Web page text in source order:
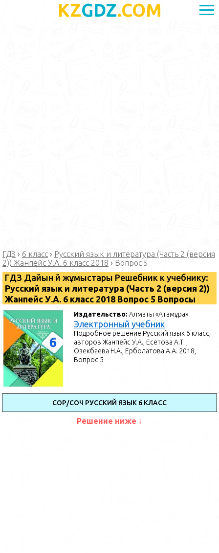
KZGDZ.COM
ГДЗ › 6 класс › Русский язык и литература (Часть 2 (версия
2)) Жанпейс У.А. 6 класс 2018 › Вопрос 5
ГДЗ Дайын үй жұмыстары Решебник к учебнику:
Русский язык и литература (Часть 2 (версия 2))
Жанпейс У.А. 6 класс 2018 Вопрос 5 Вопросы
Издательство:Алматы «Атамұра»
Электронный учебник
Подробное решение Русский язык 6 класс,
авторов Жанпейс У.А., Есетова А.Т. ,
Озекбаева Н.А., Ерболатова А.А. 2018,
Вопрос 5
СОР/СОЧ РУССКИЙ ЯЗЫК 6 КЛАСС
Решение ниже ↓